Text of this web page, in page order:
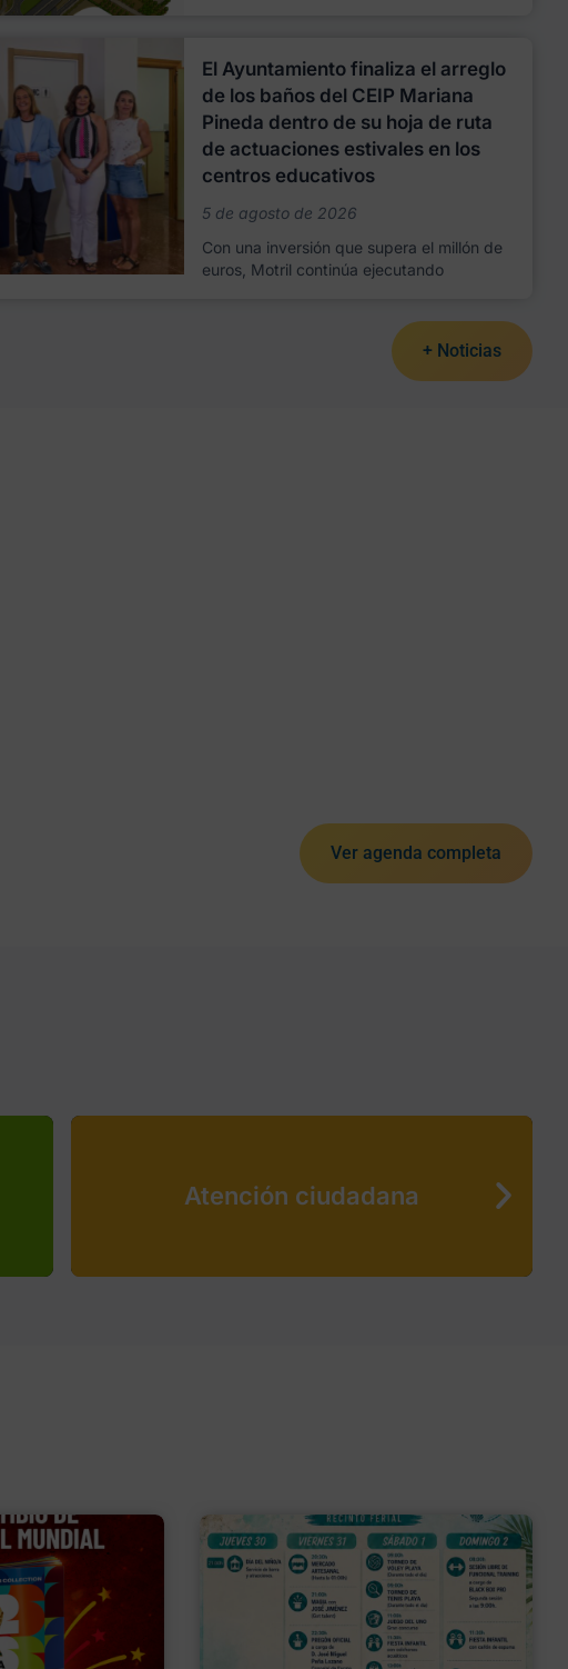
El Ayuntamiento finaliza el arreglo
de los baños del CEIP Mariana
Pineda dentro de su hoja de ruta
de actuaciones estivales en los
centros educativos
5 de agosto de 2026
Con una inversión que supera el millón de
euros, Motril continúa ejecutando
+ Noticias
Ver agenda completa
Atención ciudadana